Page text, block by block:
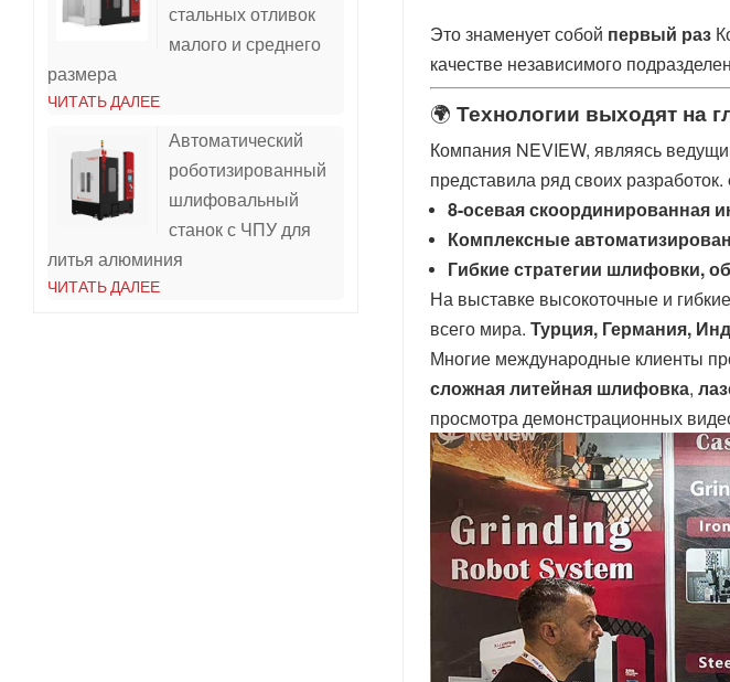
стальных отливок
малого и среднего
размера
ЧИТАТЬ ДАЛЕЕ
Автоматический
роботизированный
шлифовальный
станок с ЧПУ для
литья алюминия
ЧИТАТЬ ДАЛЕЕ
Это знаменует собой первый раз
качестве независимого
🌍 Технологии выходят на
Компания NEVIEW, являясь
представила ряд своих разработок.
8-осевая скоординированная
Комплексные
Гибкие стратегии шлифовки,
На выставке высокоточные и
всего мира. Турция, Германия,
Многие международные клиенты
сложная литейная шлифовка,
просмотра демонстрационных